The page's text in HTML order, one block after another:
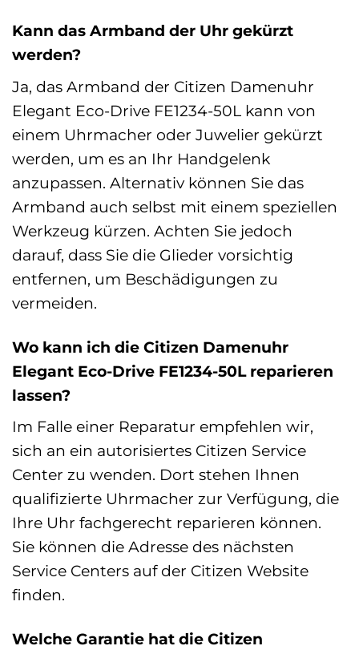
Kann das Armband der Uhr gekürzt
werden?
Ja, das Armband der Citizen Damenuhr
Elegant Eco-Drive FE1234-50L kann von
einem Uhrmacher oder Juwelier gekürzt
werden, um es an Ihr Handgelenk
anzupassen. Alternativ können Sie das
Armband auch selbst mit einem speziellen
Werkzeug kürzen. Achten Sie jedoch
darauf, dass Sie die Glieder vorsichtig
entfernen, um Beschädigungen zu
vermeiden.
Wo kann ich die Citizen Damenuhr
Elegant Eco-Drive FE1234-50L reparieren
lassen?
Im Falle einer Reparatur empfehlen wir,
sich an ein autorisiertes Citizen Service
Center zu wenden. Dort stehen Ihnen
qualifizierte Uhrmacher zur Verfügung, die
Ihre Uhr fachgerecht reparieren können.
Sie können die Adresse des nächsten
Service Centers auf der Citizen Website
finden.
Welche Garantie hat die Citizen